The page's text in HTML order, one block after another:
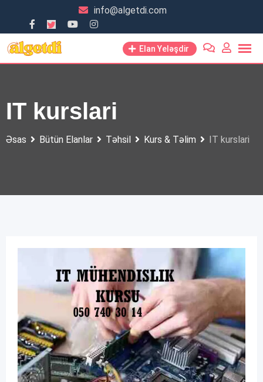
content
info@algetdi.com
Elan Yeləşdir
IT kurslari
Əsas Bütün Elanlar Təhsil Kurs & Təlim IT kurslari